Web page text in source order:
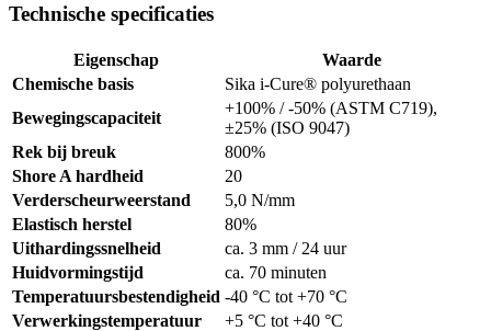
Technische specificaties
Eigenschap
Waarde
Chemische basis
Sika i-Cure® polyurethaan
Bewegingscapaciteit
+100% / -50% (ASTM C719),
±25% (ISO 9047)
Rek bij breuk
800%
Shore A hardheid
20
Verderscheurweerstand
5,0 N/mm
Elastisch herstel
80%
Uithardingssnelheid
ca. 3 mm / 24 uur
Huidvormingstijd
ca. 70 minuten
Temperatuursbestendigheid -40 °C tot +70 °C
Verwerkingstemperatuur
+5 °C tot +40 °C